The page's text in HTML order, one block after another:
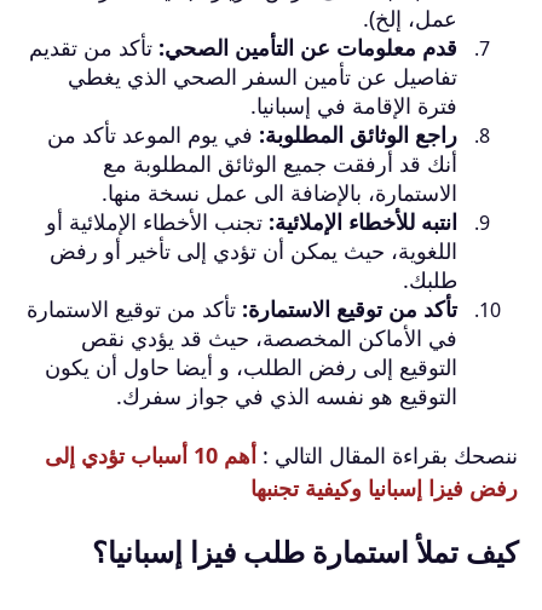
عمل، إلخ).
قدم معلومات عن التأمين الصحي: تأكد من تقديم
تفاصيل عن تأمين السفر الصحي الذي يغطي
فترة الإقامة في إسبانيا.
راجع الوثائق المطلوبة: في يوم الموعد تأكد من
أنك قد أرفقت جميع الوثائق المطلوبة مع
الاستمارة، بالإضافة الى عمل نسخة منها.
انتبه للأخطاء الإملائية: تجنب الأخطاء الإملائية أو
اللغوية، حيث يمكن أن تؤدي إلى تأخير أو رفض
طلبك.
تأكد من توقيع الاستمارة: تأكد من توقيع الاستمارة
في الأماكن المخصصة، حيث قد يؤدي نقص
التوقيع إلى رفض الطلب، و أيضا حاول أن يكون
التوقيع هو نفسه الذي في جواز سفرك.
ننصحك بقراءة المقال التالي :
أهم 10 أسباب تؤدي إلى
رفض فيزا إسبانيا وكيفية تجنبها
كيف تملأ استمارة طلب فيزا إسبانيا؟